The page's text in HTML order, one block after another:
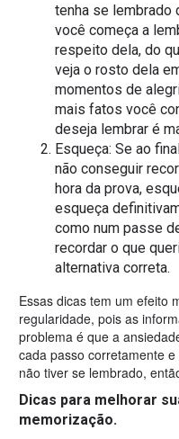
tenha se lembrado
você começa a
respeito dela, do
veja o rosto dela
momentos de
mais fatos você
deseja lembrar é
Esqueça: Se ao
não conseguir
hora da prova,
esqueça
como num passe
recordar o que
alternativa correta.
Essas dicas tem um efeito
regularidade, pois as
problema é que a
cada passo corretamente
não tiver se lembrado,
Dicas para melhorar
memorização.